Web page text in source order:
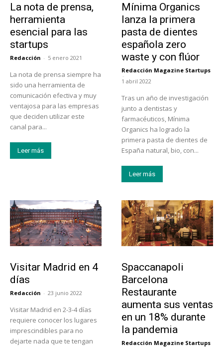
La nota de prensa,
herramienta
esencial para las
startups
Redacción - 5 enero 2021
La nota de prensa siempre ha
sido una herramienta de
comunicación efectiva y muy
ventajosa para las empresas
que deciden utilizar este
canal para...
Leer más
Mínima Organics
lanza la primera
pasta de dientes
española zero
waste y con flúor
Redacción Magazine Startups
-
1 abril 2022
Tras un año de investigación
junto a dentistas y
farmacéuticos, Mínima
Organics ha logrado la
primera pasta de dientes de
España natural, bio, con...
Leer más
Visitar Madrid en 4
días
Redacción - 23 junio 2022
Visitar Madrid en 2-3-4 días
requiere conocer los lugares
imprescindibles para no
dejarte nada que te tengan
Spaccanapoli
Barcelona
Restaurante
aumenta sus ventas
en un 18% durante
la pandemia
Redacción Magazine Startups